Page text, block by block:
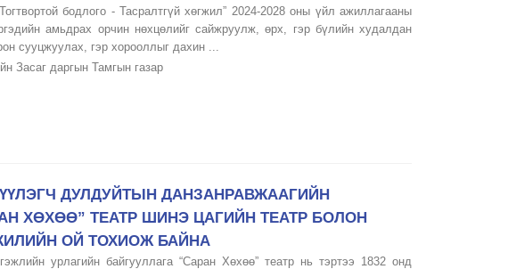
бодлого - Тасралтгүй хөгжил” 2024-2028 оны үйл ажиллагааны
амьдрах орчин нөхцөлийг сайжруулж, өрх, гэр бүлийн худалдан
сууцжуулах, гэр хорооллыг дахин ...
Засаг даргын Тамгын газар
ДУЛДУЙТЫН ДАНЗАНРАВЖААГИЙН
ХӨХӨӨ” ТЕАТР ШИНЭ ЦАГИЙН ТЕАТР БОЛОН
ОЙ ТОХИОЖ БАЙНА
урлагийн байгууллага “Саран Хөхөө” театр нь тэртээ 1832 онд